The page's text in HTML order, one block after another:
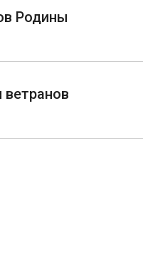
Родины